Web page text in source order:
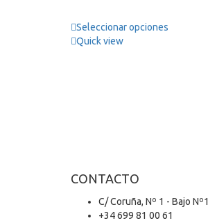
Seleccionar opciones
Quick view
CONTACTO
C/ Coruña, Nº 1 - Bajo
+34 699 81 00 61